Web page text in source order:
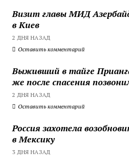
Визит главы МИД
в Киев
2 ДНЯ НАЗАД
Оставить комментарий
Выживший в тайге
же после спасения
2 ДНЯ НАЗАД
Оставить комментарий
Россия захотела
в Мексику
3 ДНЯ НАЗАД